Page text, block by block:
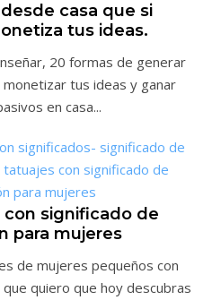
casa que si
tus ideas.
20 formas de generar
tus ideas y ganar
en casa...
con significado de
para mujeres
de mujeres pequeños con
quiero que hoy descubras